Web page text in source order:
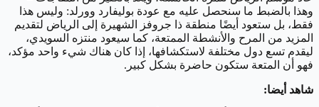
وهذا بالضبط ما سنحصل عليه مع عودة بوليفارد وورلد: وليس هذا
فقط، بل ستعود أيضًا منطقة ذا جروفز الشهيرة إلى الرياض لتقديم
المزيد من المرح والأنشطة الممتعة، كما سيعود منتزه السويدي،
ليقدم تسع دول مختلفة لاستكشافها، إذا كان هناك شيء واحد مؤكد،
فهو أن المتعة ستكون حاضرة بشكل كبير.
شاهد أيضا: